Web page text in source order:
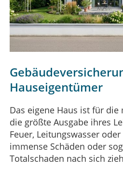
Hauseigentümer
Das eigene Haus ist für
die größte Ausgabe ihres
Feuer, Leitungswasser
immense Schäden oder
Totalschaden nach sich